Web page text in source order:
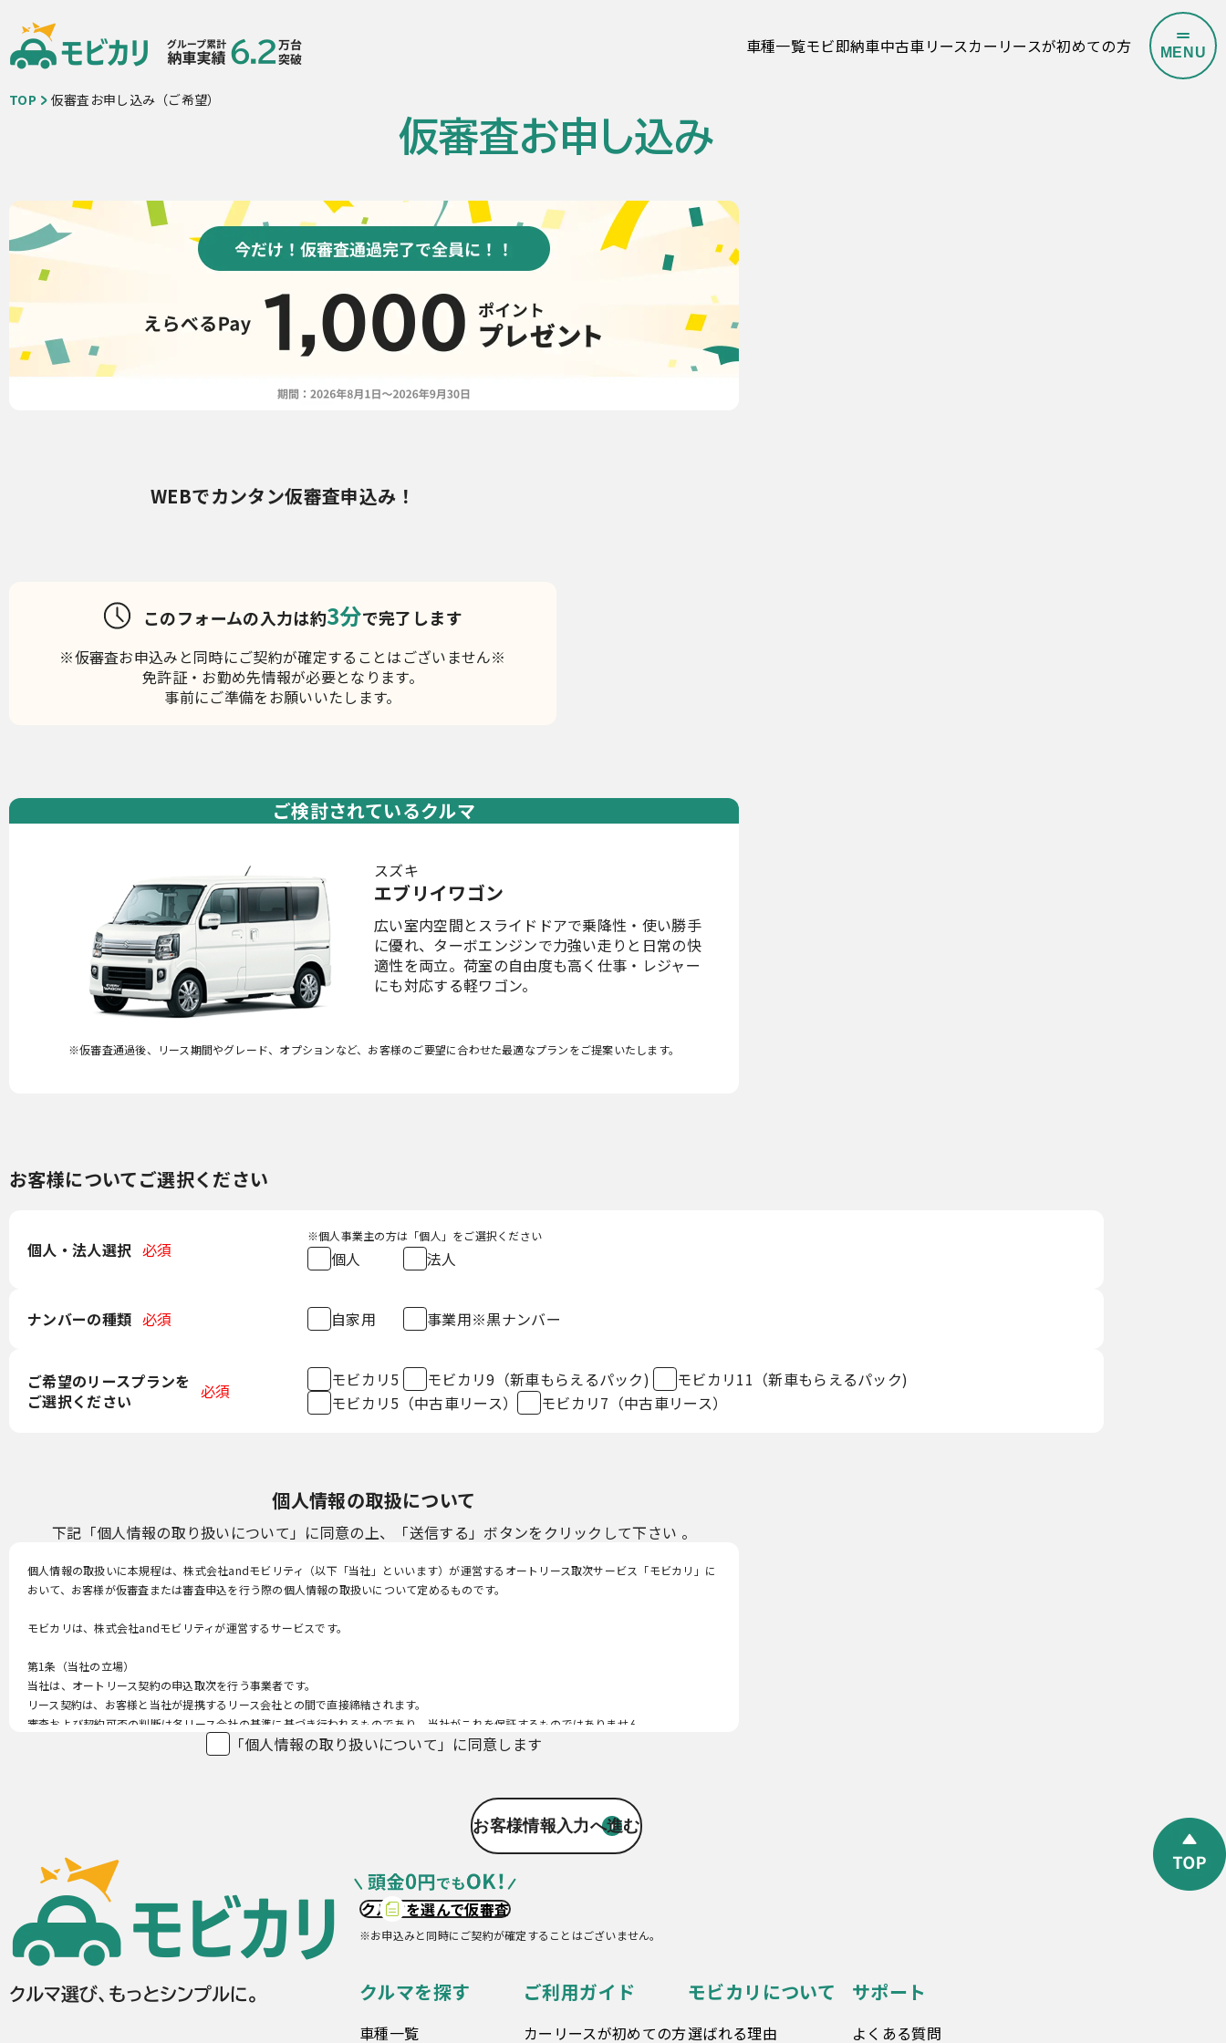
車種一覧モビ即納車中古車リースカーリースが初めての方 M E N U
OPEN
車種一覧
モビ即納車
お得なクルマ一覧
中古車リース
カーリースが初めての方
ご契約の流れ
お知らせ
TOP 仮審査お申し込み（ご希望）
仮審査お申し込み
WEBでカンタン仮審査申込み！
このフォームの入力は約3分で完了します
※仮審査お申込みと同時にご契約が確定することはございません※
免許証・お勤め先情報が必要となります。
事前にご準備をお願いいたします。
ご検討されているクルマ
スズキ
エブリイワゴン
広い室内空間とスライドドアで乗降性・使い勝手
に優れ、ターボエンジンで力強い走りと日常の快
適性を両立。荷室の自由度も高く仕事・レジャー
にも対応する軽ワゴン。
※仮審査通過後、リース期間やグレード、オプションなど、お客様のご要望に合わせた最適なプランをご提案いたします。
お客様についてご選択ください
個人・法人選択 必須
※個人事業主の方は「個人」をご選択ください
個人 法人
ナンバーの種類 必須 自家用 事業用※黒ナンバー
ご希望のリースプランを
ご選択ください
必須
モビカリ5 モビカリ9（新車もらえるパック)
モビカリ11（新車もらえるパック)
モビカリ5（中古車リース）
モビカリ7（中古車リース）
個人情報の取扱について
下記「個人情報の取り扱いについて」に同意の上、「送信する」ボタンをクリックして下さい 。
個人情報の取扱いに本規程は、株式会社andモビリティ（以下「当社」といいます）が運営するオートリース取次サービス「モビカリ」に
おいて、お客様が仮審査または審査申込を行う際の個人情報の取扱いについて定めるものです。
モビカリは、株式会社andモビリティが運営するサービスです。
第1条（当社の立場）
当社は、オートリース契約の申込取次を行う事業者です。
リース契約は、お客様と当社が提携するリース会社との間で直接締結されます。
審査および契約可否の判断は各リース会社の基準に基づき行われるものであり、当社がこれを保証するものではありません。
・運転免許証情報
・希望車両情報および契約希望条件
・IPアドレス、Cookie識別子、端末情報
・アクセス履歴およびサイト利用状況
・その他、審査手続きに必要な情報
当社は、取得した個人情報を以下の目的の範囲内で利用します。
「個人情報の取り扱いについて」に同意します
クルマを選んで仮審査
※お申込みと同時にご契約が確定することはございません。
クルマを探す
車種一覧
ご利用ガイド
カーリースが初めての方
モビカリについて
選ばれる理由
サポート
よくある質問